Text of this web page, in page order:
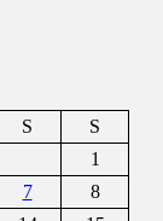
S
S
1
7
8